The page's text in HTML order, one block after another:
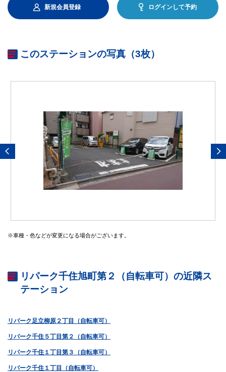
新規会員登録 ログインして予約
このステーションの写真（3枚）
※車種・色などが変更になる場合がございます。
リパーク千住旭町第２（自転車可）の近隣ス
テーション
リパーク足立柳原２丁目（自転車可）
リパーク千住５丁目第２（自転車可）
リパーク千住１丁目第３（自転車可）
リパーク千住１丁目（自転車可）